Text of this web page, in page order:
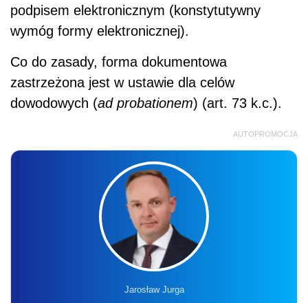
podpisem elektronicznym (konstytutywny
wymóg formy elektronicznej).
Co do zasady, forma dokumentowa
zastrzeżona jest w ustawie dla celów
dowodowych (ad probationem) (art. 73 k.c.).
AUTOPROMOCJA
Jarosław Jurga